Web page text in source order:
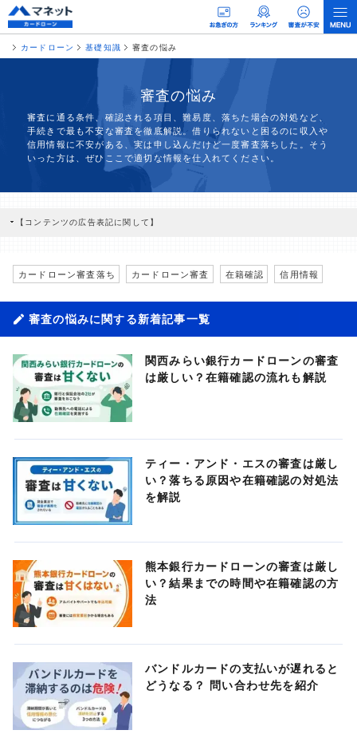
カードローン 基礎知識 審査の悩み
審査の悩み
審査に通る条件、確認される項目、難易度、落ちた場合の対処など、
手続きで最も不安な審査を徹底解説。借りられないと困るのに収入や
信用情報に不安がある、実は申し込んだけど一度審査落ちした。そう
いった方は、ぜひここで適切な情報を仕入れてください。
【コンテンツの広告表記に関して】
商品を根拠なくPRするものではなく、当編集部の調査／ユーザーへの口コミ収集な
どに基づき、公平性を担保した情報提供を行っています。
カードローン審査落ち カードローン審査 在籍確認 信用情報
審査の悩みに関する新着記事一覧
関西みらい銀行カードローンの審査
は厳しい？在籍確認の流れも解説
ティー・アンド・エスの審査は厳し
い？落ちる原因や在籍確認の対処法
を解説
熊本銀行カードローンの審査は厳し
い？結果までの時間や在籍確認の方
法
バンドルカードの支払いが遅れると
どうなる？ 問い合わせ先を紹介